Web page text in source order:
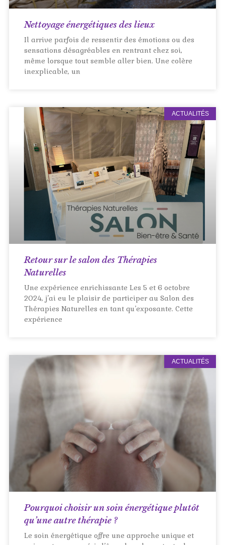
Nettoyage énergétiques des lieux
Il arrive parfois de ressentir des émotions ou des
sensations désagréables en rentrant chez soi,
même lorsque tout semble aller bien. Une colère
inexplicable, un
ACTUALITÉS
Retour sur le salon des Thérapies
Naturelles
Une expérience enrichissante Les 5 et 6 octobre
2024, j’ai eu le plaisir de participer au Salon des
Thérapies Naturelles en tant qu’exposante. Cette
expérience
ACTUALITÉS
Pourquoi choisir un soin énergétique plutôt
qu’une autre thérapie ?
Le soin énergétique offre une approche unique et